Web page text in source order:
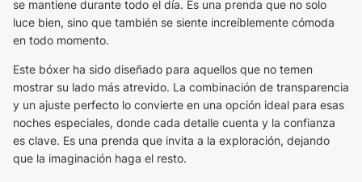
se mantiene durante todo el día. Es una prenda que no solo
luce bien, sino que también se siente increíblemente cómoda
en todo momento.
Este bóxer ha sido diseñado para aquellos que no temen
mostrar su lado más atrevido. La combinación de transparencia
y un ajuste perfecto lo convierte en una opción ideal para esas
noches especiales, donde cada detalle cuenta y la confianza
es clave. Es una prenda que invita a la exploración, dejando
que la imaginación haga el resto.